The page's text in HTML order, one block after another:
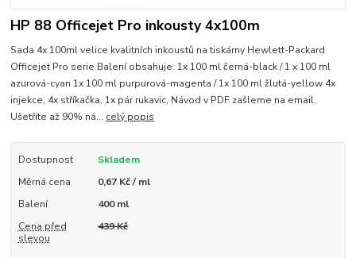
HP 88 Officejet Pro inkousty 4x100m
Sada 4x 100ml velice kvalitních inkoustů na tiskárny Hewlett-Packard
Officejet Pro serie Balení obsahuje: 1x 100 ml černá-black / 1 x 100 ml
azurová-cyan 1x 100 ml purpurová-magenta / 1x 100 ml žlutá-yellow 4x
injekce, 4x stříkačka, 1x pár rukavic, Návod v PDF zašleme na email.
Ušetříte až 90% ná... celý popis
Dostupnost
Skladem
Měrná cena
0,67 Kč / ml
Balení
400 ml
Cena před
slevou
439 Kč